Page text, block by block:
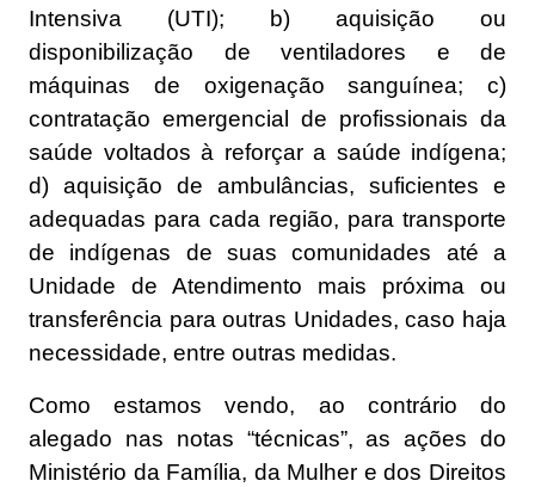
Intensiva (UTI); b) aquisição ou
disponibilização de ventiladores e de
máquinas de oxigenação sanguínea; c)
contratação emergencial de profissionais da
saúde voltados à reforçar a saúde indígena;
d) aquisição de ambulâncias, suficientes e
adequadas para cada região, para transporte
de indígenas de suas comunidades até a
Unidade de Atendimento mais próxima ou
transferência para outras Unidades, caso haja
necessidade, entre outras medidas.
Como estamos vendo, ao contrário do
alegado nas notas “técnicas”, as ações do
Ministério da Família, da Mulher e dos Direitos